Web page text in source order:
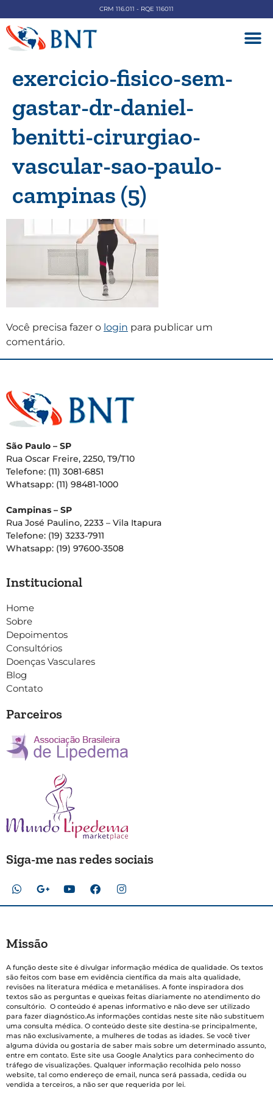
CRM 116.011 - RQE 116011
exercicio-fisico-sem-
gastar-dr-daniel-
benitti-cirurgiao-
vascular-sao-paulo-
campinas (5)
Você precisa fazer o login para publicar um
comentário.
São Paulo – SP
Rua Oscar Freire, 2250, T9/T10
Telefone: (11) 3081-6851
Whatsapp: (11) 98481-1000
Campinas – SP
Rua José Paulino, 2233 – Vila Itapura
Telefone: (19) 3233-7911
Whatsapp: (19) 97600-3508
Institucional
Home
Sobre
Depoimentos
Consultórios
Doenças Vasculares
Blog
Contato
Parceiros
Siga-me nas redes sociais
Missão
A função deste site é divulgar informação médica de qualidade. Os textos
são feitos com base em evidência científica da mais alta qualidade,
revisões na literatura médica e metanálises. A fonte inspiradora dos
textos são as perguntas e queixas feitas diariamente no atendimento do
consultório. O conteúdo é apenas informativo e não deve ser utilizado
para fazer diagnóstico.As informações contidas neste site não substituem
uma consulta médica. O conteúdo deste site destina-se principalmente,
mas não exclusivamente, a mulheres de todas as idades. Se você tiver
alguma dúvida ou gostaria de saber mais sobre um determinado assunto,
entre em contato. Este site usa Google Analytics para conhecimento do
tráfego de visualizações. Qualquer informação recolhida pelo nosso
website, tal como endereço de email, nunca será passada, cedida ou
vendida a terceiros, a não ser que requerida por lei.